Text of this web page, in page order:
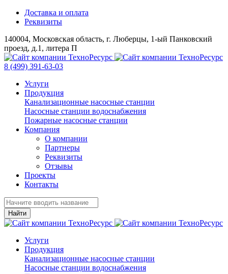
Доставка и оплата
Реквизиты
140004, Московская область, г. Люберцы, 1-ый Панковский
проезд, д.1, литера П
8 (499) 391-63-03
Услуги
Продукция
Канализационные насосные станции
Насосные станции водоснабжения
Пожарные насосные станции
Компания
О компании
Партнеры
Реквизиты
Отзывы
Проекты
Контакты
Найти
Услуги
Продукция
Канализационные насосные станции
Насосные станции водоснабжения